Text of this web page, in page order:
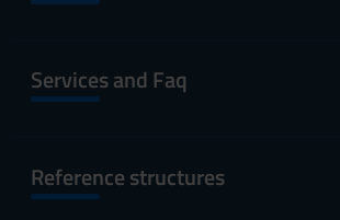
Services and Faq
Reference structures